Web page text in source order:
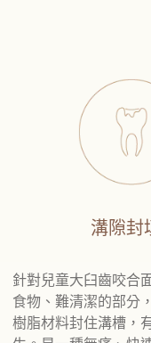
溝隙封
針對兒童大臼齒咬合
食物、難清潔的部分
樹脂材料封住溝槽，